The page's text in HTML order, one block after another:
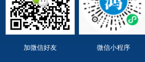
加微信好友 微信小程序